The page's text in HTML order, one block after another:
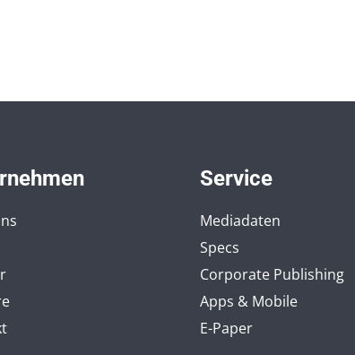
Service
Mediadaten
Specs
Corporate Publishing
Apps & Mobile
E-Paper